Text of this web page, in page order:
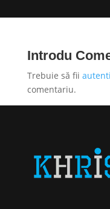
Introdu
Trebuie să fii
comentariu.